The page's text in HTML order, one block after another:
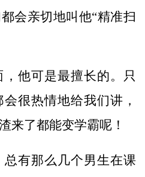
会亲切地叫他“精准扫
他可是最擅长的。只
很热情地给我们讲，
来了都能变学霸呢！
有那么几个男生在课